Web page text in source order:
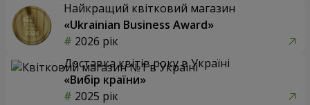
Найкращий квітковий магазин
«Ukrainian Business Award»
2026 рік
Доставка квітів року в Україні
«Вибір країни»
2025 рік